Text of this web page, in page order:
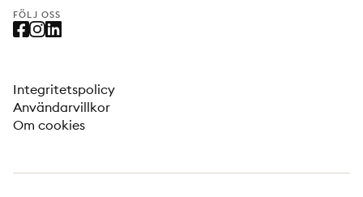
FÖLJ OSS
Integritetspolicy
Användarvillkor
Om cookies